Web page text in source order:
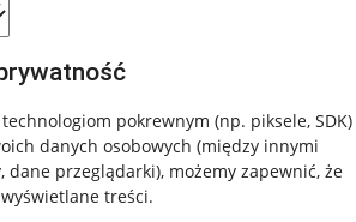
pokrewnym (np. piksele, SDK)
danych osobowych (między innymi
dane przeglądarki), możemy zapewnić, że
treści.